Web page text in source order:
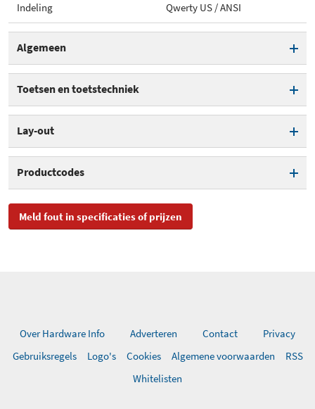
Indeling Qwerty US / ANSI
Algemeen
Aansluiting USB
Kleur Zwart
Toetsen en toetstechniek
Afstand tussen toetsen 1,5 mm
Lay-out
Productcodes
SKU 64847
Meld fout in specificaties of prijzen
Over Hardware Info Adverteren Contact
Privacy
Gebruiksregels
Logo's Cookies Algemene voorwaarden
RSS
Whitelisten